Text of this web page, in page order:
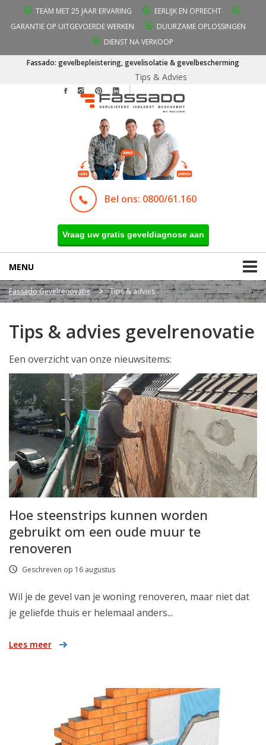
TEAM MET 25 JAAR ERVARING
EERLIJK EN OPRECHT
GARANTIE OP UITGEVOERDE WERKEN
DUURZAME OPLOSSINGEN
DIENST NA VERKOOP
Fassado: gevelbepleistering, gevelisolatie & gevelbescherming
Tips & Advies
Bel ons: 0800/61.160
Vraag uw gratis geveldiagnose aan
MENU
Fassado Gevelrenovatie Tips & advies
Tips & advies gevelrenovatie
Een overzicht van onze nieuwsitems:
Hoe steenstrips kunnen worden
gebruikt om een oude muur te
renoveren
Geschreven op 16 augustus
Wil je de gevel van je woning renoveren, maar niet dat
je geliefde thuis er helemaal anders...
Lees meer